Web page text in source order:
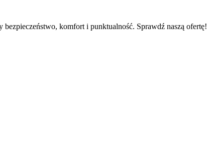
komfort i punktualność. Sprawdź naszą ofertę!